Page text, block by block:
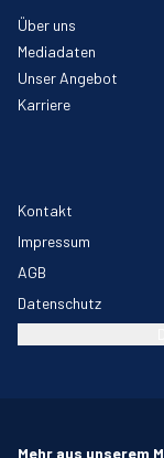
Über uns
Mediadaten
Unser Angebot
Karriere
Kontakt
Impressum
AGB
Datenschutz
Mehr aus unserem